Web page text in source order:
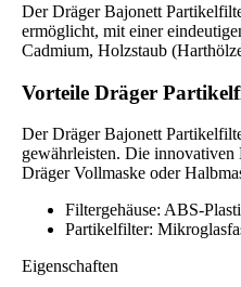
Der Dräger Bajonett
ermöglicht, mit einer
Cadmium, Holzstaub
Vorteile Dräger
Der Dräger Bajonett
gewährleisten. Die
Dräger Vollmaske oder
Filtergehäuse: ABS-
Partikelfilter:
Eigenschaften